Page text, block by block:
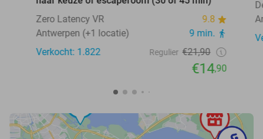
Zero Latency VR
9.8
Antwerpen (+1 locatie)
9 min.
Verkocht: 1.822
Regulier €21,90
€14,90